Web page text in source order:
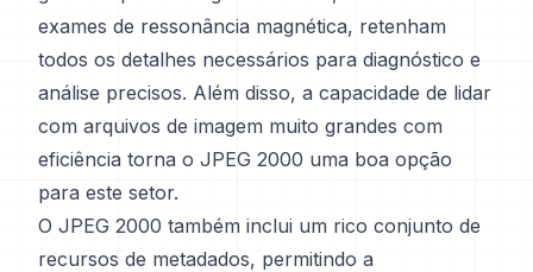
exames de ressonância magnética, retenham
todos os detalhes necessários para diagnóstico e
análise precisos. Além disso, a capacidade de lidar
com arquivos de imagem muito grandes com
eficiência torna o JPEG 2000 uma boa opção
para este setor.
O JPEG 2000 também inclui um rico conjunto de
recursos de metadados, permitindo a